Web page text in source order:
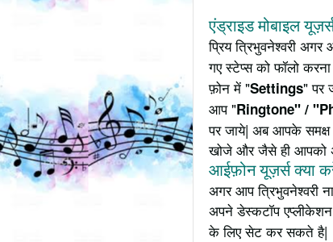
एंड्राइड मोबाइल
प्रिय त्रिभुवनेश्वरी
गए स्टेप्स को फॉलो करना
फ़ोन में "Settings" पर
आप "Ringtone" /
पर जाये| अब आपके समक्ष
खोजे और जैसे ही आपको
आईफ़ोन यूज़र्स क्या
अगर आप त्रिभुवनेश्वरी
अपने डेस्कटॉप
के लिए सेट कर सकते है|